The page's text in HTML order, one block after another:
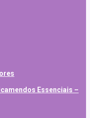
Essenciais –